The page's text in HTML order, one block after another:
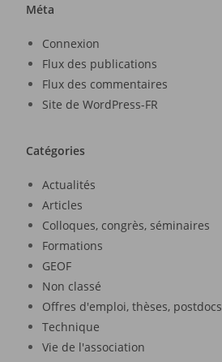
Méta
Connexion
Flux des publications
Flux des commentaires
Site de WordPress-FR
Catégories
Actualités
Articles
Colloques, congrès, séminaires
Formations
GEOF
Non classé
Offres d'emploi, thèses, postdocs
Technique
Vie de l'association